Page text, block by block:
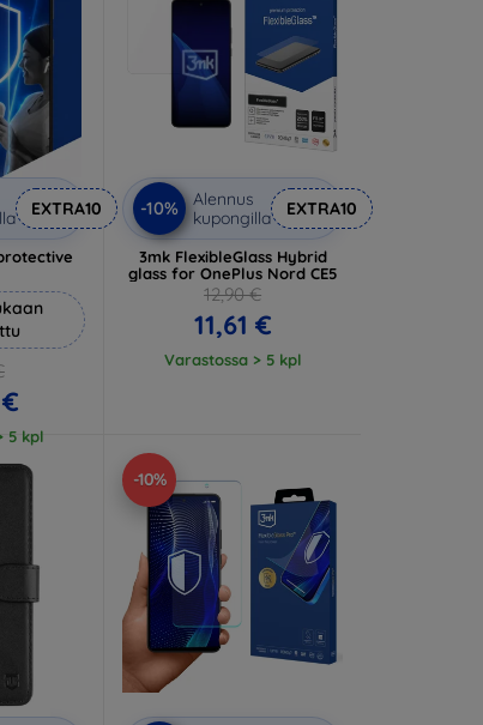
EXTRA10
5 kpl
-10%
Alennus
kupongilla
EXTRA10
3mk FlexibleGlass Hybrid
glass for OnePlus Nord CE5
12,90 €
11,61 €
Varastossa > 5 kpl
-10%